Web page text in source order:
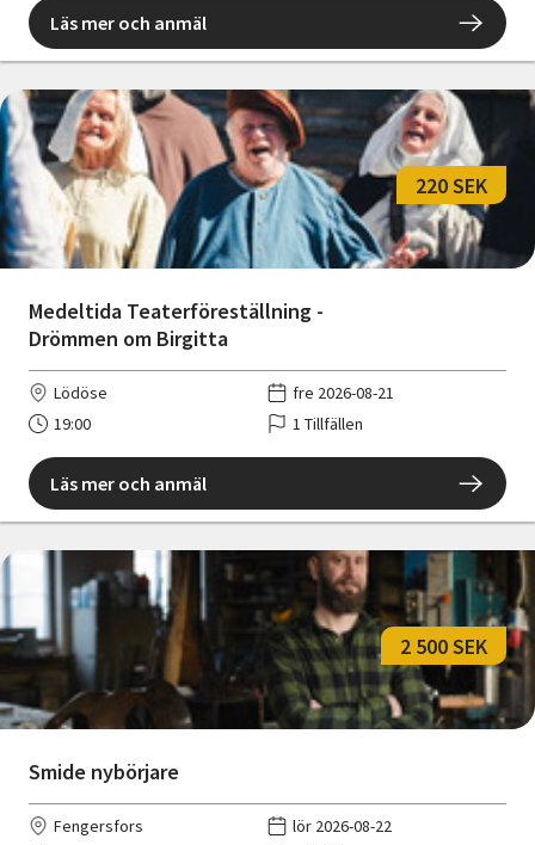
Läs mer och anmäl
Medeltida Teaterföreställning -
Drömmen om Birgitta
220 SEK
Lödöse
fre 2026-08-21
19:00
1 Tillfällen
Läs mer och anmäl
Smide nybörjare
2 500 SEK
Fengersfors
lör 2026-08-22